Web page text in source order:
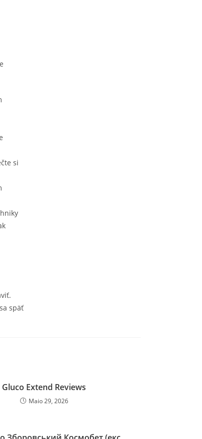
si
späť
Gluco Extend Reviews
Maio 29, 2026